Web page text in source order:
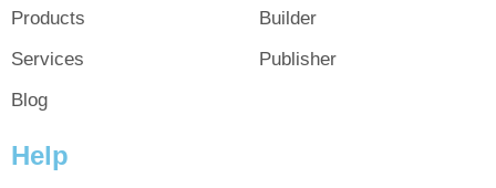
Products
Services
Blog
Builder
Publisher
Help